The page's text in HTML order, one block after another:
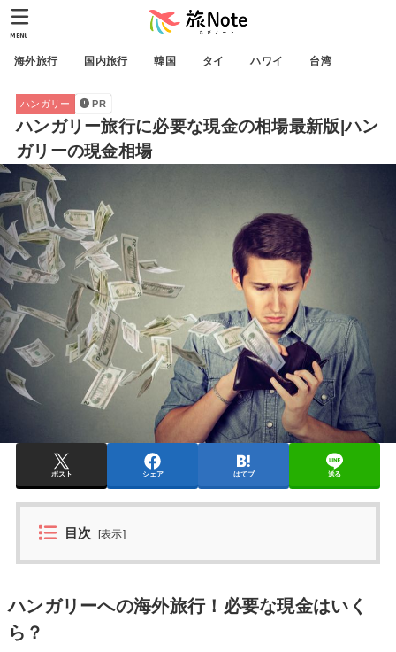
海外旅行 国内旅行 韓国 タイ ハワイ 台湾
MENU
ハンガリー PR
ハンガリー旅行に必要な現金の相場最新版|ハン
ガリーの現金相場
ポスト シェア はてブ 送る
目次 [表示]
ハンガリーへの海外旅行！必要な現金はいく
ら？